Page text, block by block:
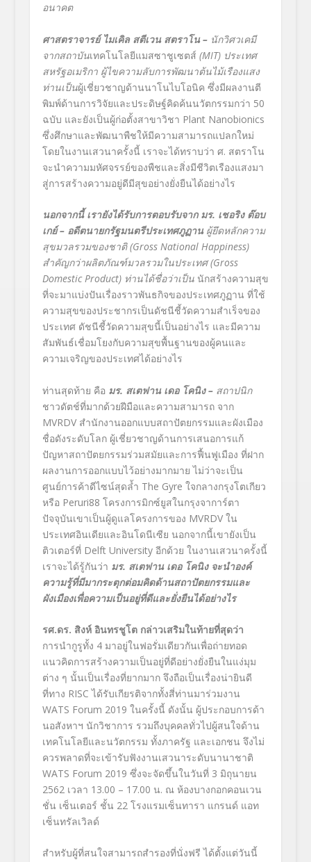
อนาคต
ศาสตราจารย์ ไมเคิล สตีเวน สตราโน – นักวิศวเคมี
จากสถาบันเทคโนโลยีแมสซาชูเซตส์ (MIT) ประเทศ
สหรัฐอเมริกา ผู้ไขความลับการพัฒนาต้นไม้เรืองแสง
ท่านเป็นผู้เชี่ยวชาญด้านนาโนไบโอนิค ซึ่งมีผลงานตี
พิมพ์ด้านการวิจัยและประดิษฐ์คิดค้นนวัตกรรมกว่า 50
ฉบับ และยังเป็นผู้ก่อตั้งสาขาวิชา Plant Nanobionics
ซึ่งศึกษาและพัฒนาพืชให้มีความสามารถแปลกใหม่
โดยในงานเสวนาครั้งนี้ เราจะได้ทราบว่า ศ. สตราโน
จะนำความมหัศจรรย์ของพืชและสิ่งมีชีวิตเรืองแสงมา
สู่การสร้างความอยู่ดีมีสุขอย่างยั่งยืนได้อย่างไร
นอกจากนี้ เรายังได้รับการตอบรับจาก มร. เชอริง ต๊อบ
เกย์ – อดีตนายกรัฐมนตรีประเทศภูฏานผู้ยึดหลักความ
สุขมวลรวมของชาติ (Gross National Happiness)
สำคัญกว่าผลิตภัณฑ์มวลรวมในประเทศ (Gross
Domestic Product) ท่านได้ชื่อว่าเป็น นักสร้างความสุข
ที่จะมาแบ่งปันเรื่องราวพันธกิจของประเทศภูฏาน ที่ใช้
ความสุขของประชากรเป็นดัชนีชี้วัดความสำเร็จของ
ประเทศ ดัชนีชี้วัดความสุขนี้เป็นอย่างไร และมีความ
สัมพันธ์เชื่อมโยงกับความสุขพื้นฐานของผู้คนและ
ความเจริญของประเทศได้อย่างไร
ท่านสุดท้าย คือ มร. สเตฟาน เดอ โคนิง – สถาปนิก
ชาวดัตช์ที่มากด้วยฝีมือและความสามารถ จาก
MVRDV สำนักงานออกแบบสถาปัตยกรรมและผังเมือง
ชื่อดังระดับโลก ผู้เชี่ยวชาญด้านการเสนอการแก้
ปัญหาสถาปัตยกรรมร่วมสมัยและการฟื้นฟูเมือง ที่ฝาก
ผลงานการออกแบบไว้อย่างมากมาย ไม่ว่าจะเป็น
ศูนย์การค้าดีไซน์สุดล้ำ The Gyre ใจกลางกรุงโตเกียว
หรือ Peruri88 โครงการมิกซ์ยูสในกรุงจาการ์ตา
ปัจจุบันเขาเป็นผู้ดูแลโครงการของ MVRDV ใน
ประเทศอินเดียและอินโดนีเซีย นอกจากนี้เขายังเป็น
ติวเตอร์ที่ Delft University อีกด้วย ในงานเสวนาครั้งนี้
เราจะได้รู้กันว่า มร. สเตฟาน เดอ โคนิง จะนำองค์
ความรู้ที่มีมากระตุกต่อมคิดด้านสถาปัตยกรรมและ
ผังเมืองเพื่อความเป็นอยู่ที่ดีและยั่งยืนได้อย่างไร
รศ.ดร. สิงห์ อินทรชูโต กล่าวเสริมในท้ายที่สุดว่า
การนำกูรูทั้ง 4 มาอยู่ในฟอรั่มเดียวกันเพื่อถ่ายทอด
แนวคิดการสร้างความเป็นอยู่ที่ดีอย่างยั่งยืนในแง่มุม
ต่าง ๆ นั้นเป็นเรื่องที่ยากมาก จึงถือเป็นเรื่องน่ายินดี
ที่ทาง RISC ได้รับเกียรติจากทั้งสี่ท่านมาร่วมงาน
WATS Forum 2019 ในครั้งนี้ ดังนั้น ผู้ประกอบการด้า
นอสังหาฯ นักวิชาการ รวมถึงบุคคลทั่วไปผู้สนใจด้าน
เทคโนโลยีและนวัตกรรม ทั้งภาครัฐ และเอกชน จึงไม่
ควรพลาดที่จะเข้ารับฟังงานเสวนาระดับนานาชาติ
WATS Forum 2019 ซึ่งจะจัดขึ้นในวันที่ 3 มิถุนายน
2562 เวลา 13.00 – 17.00 น. ณ ห้องบางกอกคอนเวน
ชั่น เซ็นเตอร์ ชั้น 22 โรงแรมเซ็นทารา แกรนด์ แอท
เซ็นทรัลเวิลด์
สำหรับผู้ที่สนใจสามารถสำรองที่นั่งฟรี ได้ตั้งแต่วันนี้